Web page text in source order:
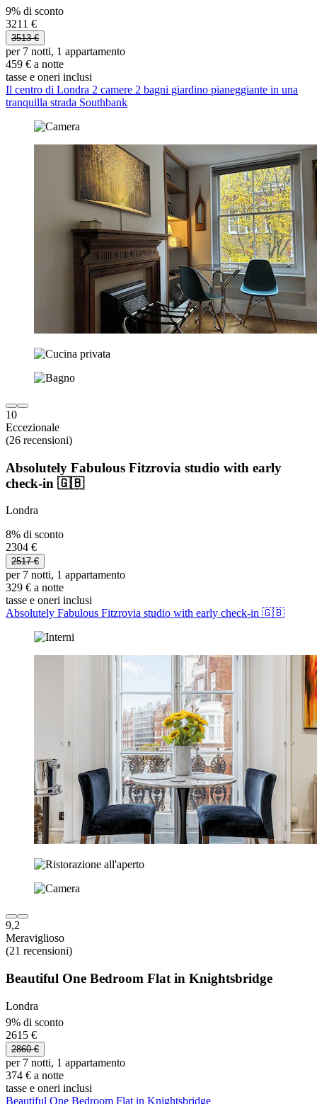
9% di sconto
3211 €
3513 €
per 7 notti, 1 appartamento
459 € a notte
tasse e oneri inclusi
Il centro di Londra 2 camere 2 bagni giardino pianeggiante in una
tranquilla strada Southbank
10
Eccezionale
(26 recensioni)
Absolutely Fabulous Fitzrovia studio with early
check-in 🇬🇧
Londra
8% di sconto
2304 €
2517 €
per 7 notti, 1 appartamento
329 € a notte
tasse e oneri inclusi
Absolutely Fabulous Fitzrovia studio with early check-in 🇬🇧
9,2
Meraviglioso
(21 recensioni)
Beautiful One Bedroom Flat in Knightsbridge
Londra
9% di sconto
2615 €
2860 €
per 7 notti, 1 appartamento
374 € a notte
tasse e oneri inclusi
Beautiful One Bedroom Flat in Knightsbridge